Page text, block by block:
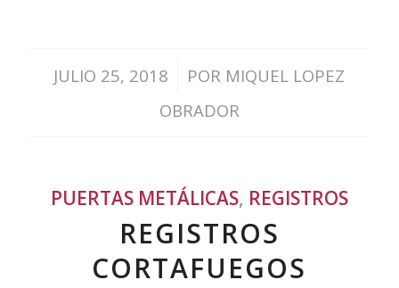
JULIO 25, 2018
/ POR MIQUEL LOPEZ
OBRADOR
PUERTAS METÁLICAS, REGISTROS
REGISTROS
CORTAFUEGOS